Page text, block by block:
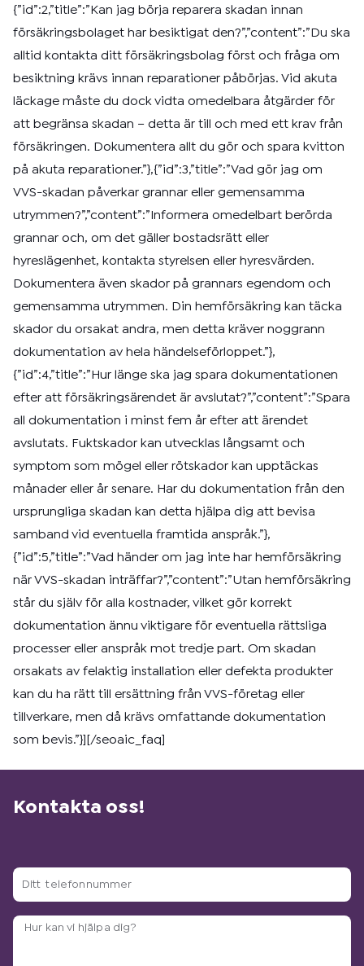
{”id”:2,”title”:”Kan jag börja reparera skadan innan
försäkringsbolaget har besiktigat den?”,”content”:”Du ska
alltid kontakta ditt försäkringsbolag först och fråga om
besiktning krävs innan reparationer påbörjas. Vid akuta
läckage måste du dock vidta omedelbara åtgärder för
att begränsa skadan – detta är till och med ett krav från
försäkringen. Dokumentera allt du gör och spara kvitton
på akuta reparationer.”},{”id”:3,”title”:”Vad gör jag om
VVS-skadan påverkar grannar eller gemensamma
utrymmen?”,”content”:”Informera omedelbart berörda
grannar och, om det gäller bostadsrätt eller
hyreslägenhet, kontakta styrelsen eller hyresvärden.
Dokumentera även skador på grannars egendom och
gemensamma utrymmen. Din hemförsäkring kan täcka
skador du orsakat andra, men detta kräver noggrann
dokumentation av hela händelseförloppet.”},
{”id”:4,”title”:”Hur länge ska jag spara dokumentationen
efter att försäkringsärendet är avslutat?”,”content”:”Spara
all dokumentation i minst fem år efter att ärendet
avslutats. Fuktskador kan utvecklas långsamt och
symptom som mögel eller rötskador kan upptäckas
månader eller år senare. Har du dokumentation från den
ursprungliga skadan kan detta hjälpa dig att bevisa
samband vid eventuella framtida anspråk.”},
{”id”:5,”title”:”Vad händer om jag inte har hemförsäkring
när VVS-skadan inträffar?”,”content”:”Utan hemförsäkring
står du själv för alla kostnader, vilket gör korrekt
dokumentation ännu viktigare för eventuella rättsliga
processer eller anspråk mot tredje part. Om skadan
orsakats av felaktig installation eller defekta produkter
kan du ha rätt till ersättning från VVS-företag eller
tillverkare, men då krävs omfattande dokumentation
som bevis.”}][/seoaic_faq]
Kontakta oss!
Ditt
Arbetsbeskrivning?